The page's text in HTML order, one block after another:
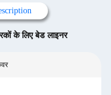
के लिए बेड लाइनर